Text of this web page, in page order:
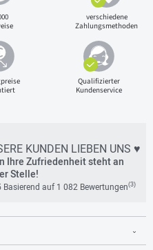
verschiedene
Zahlungsmethoden
Qualifizierter
Kundenservice
KUNDEN LIEBEN UNS ♥
Ihre Zufriedenheit steht an
Stelle!
Basierend auf 1 082 Bewertungen(3)